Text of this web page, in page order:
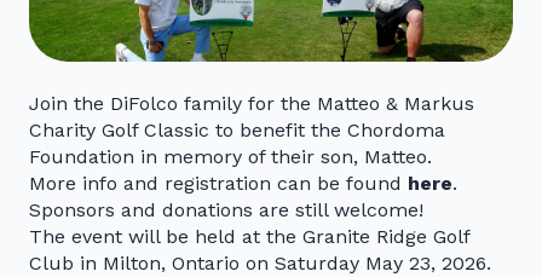
Join the DiFolco family for the Matteo & Markus
Charity Golf Classic to benefit the Chordoma
Foundation in memory of their son, Matteo.
More info and registration can be found here.
Sponsors and donations are still welcome!
The event will be held at the Granite Ridge Golf
Club in Milton, Ontario on Saturday May 23, 2026.